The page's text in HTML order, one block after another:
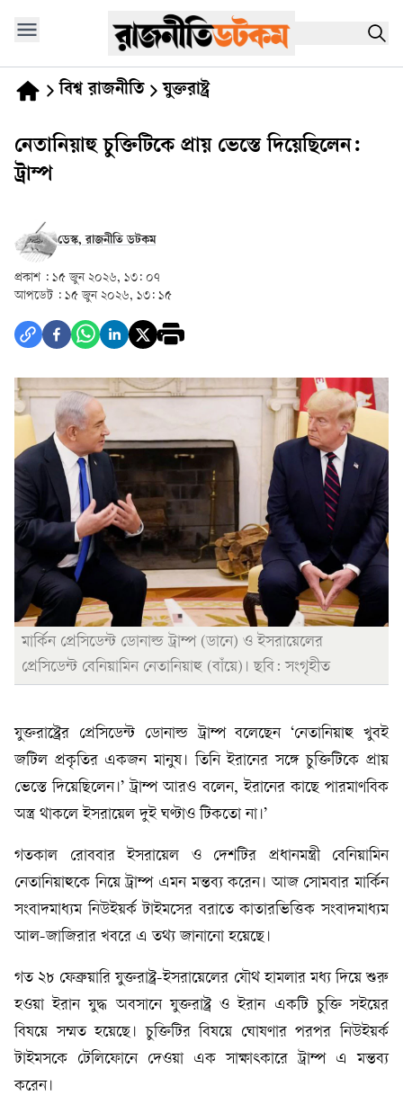
বিশ্ব রাজনীতি যুক্তরাষ্ট্র
নেতানিয়াহু চুক্তিটিকে প্রায় ভেস্তে দিয়েছিলেন:
ট্রাম্প
ডেস্ক, রাজনীতি ডটকম
প্রকাশ : ১৫ জুন ২০২৬, ১৩: ০৭
আপডেট : ১৫ জুন ২০২৬, ১৩: ১৫
মার্কিন প্রেসিডেন্ট ডোনাল্ড ট্রাম্প (ডানে) ও ইসরায়েলের
প্রেসিডেন্ট বেনিয়ামিন নেতানিয়াহু (বাঁয়ে)। ছবি: সংগৃহীত
যুক্তরাষ্ট্রের প্রেসিডেন্ট ডোনাল্ড ট্রাম্প বলেছেন ‘নেতানিয়াহু খুবই
জটিল প্রকৃতির একজন মানুষ। তিনি ইরানের সঙ্গে চুক্তিটিকে প্রায়
ভেস্তে দিয়েছিলেন।’ ট্রাম্প আরও বলেন, ইরানের কাছে পারমাণবিক
অস্ত্র থাকলে ইসরায়েল দুই ঘণ্টাও টিকতো না।’
গতকাল রোববার ইসরায়েল ও দেশটির প্রধানমন্ত্রী বেনিয়ামিন
নেতানিয়াহুকে নিয়ে ট্রাম্প এমন মন্তব্য করেন। আজ সোমবার মার্কিন
সংবাদমাধ্যম নিউইয়র্ক টাইমসের বরাতে কাতারভিত্তিক সংবাদমাধ্যম
আল-জাজিরার খবরে এ তথ্য জানানো হয়েছে।
গত ২৮ ফেব্রুয়ারি যুক্তরাষ্ট্র-ইসরায়েলের যৌথ হামলার মধ্য দিয়ে শুরু
হওয়া ইরান যুদ্ধ অবসানে যুক্তরাষ্ট্র ও ইরান একটি চুক্তি সইয়ের
বিষয়ে সম্মত হয়েছে। চুক্তিটির বিষয়ে ঘোষণার পরপর নিউইয়র্ক
টাইমসকে টেলিফোনে দেওয়া এক সাক্ষাৎকারে ট্রাম্প এ মন্তব্য
করেন।